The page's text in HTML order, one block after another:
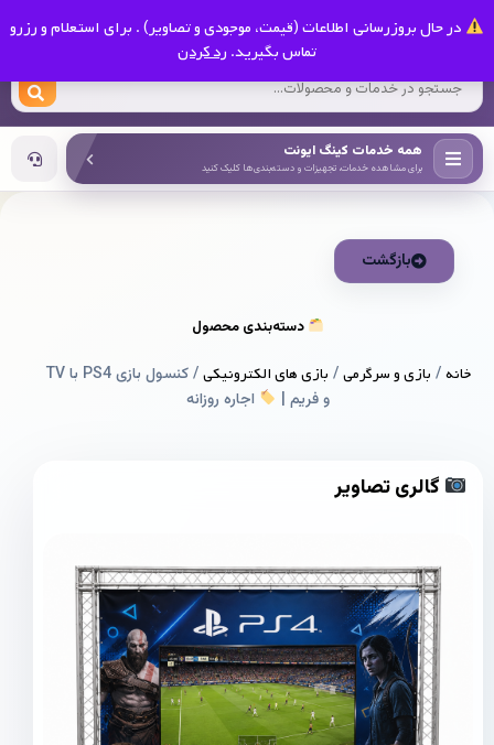
در حال بروزرسانی اطلاعات (قیمت، موجودی و تصاویر) . برای استعلام و رزرو
تماس بگیرید. رد کردن
کینگ ایونت
همه خدمات کینگ ایونت
برای مشاهده خدمات، تجهیزات و دسته‌بندی‌ها کلیک کنید
بازگشت
دسته‌بندی محصول
خانه/ بازی و سرگرمی/ بازی های الکترونیکی
/ کنسول بازی PS4 با TV
و فریم |
اجاره روزانه
گالری تصاویر